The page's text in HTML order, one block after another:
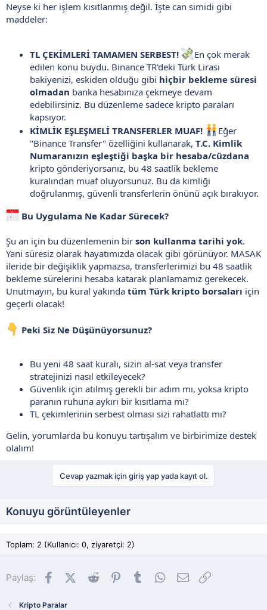
Neyse ki her işlem kısıtlanmış değil. İşte can simidi gibi
maddeler:
TL ÇEKİMLERİ TAMAMEN SERBEST!
En çok merak
edilen konu buydu. Binance TR'deki Türk Lirası
bakiyenizi, eskiden olduğu gibi hiçbir bekleme süresi
olmadan banka hesabınıza çekmeye devam
edebilirsiniz. Bu düzenleme sadece kripto paraları
kapsıyor.
KİMLİK EŞLEŞMELİ TRANSFERLER MUAF!
Eğer
"Binance Transfer" özelliğini kullanarak, T.C. Kimlik
Numaranızın eşleştiği başka bir hesaba/cüzdana
kripto gönderiyorsanız, bu 48 saatlik bekleme
kuralından muaf oluyorsunuz. Bu da kimliği
doğrulanmış, güvenli transferlerin önünü açık bırakıyor.
Bu Uygulama Ne Kadar Sürecek?
Şu an için bu düzenlemenin bir son kullanma tarihi yok.
Yani süresiz olarak hayatımızda olacak gibi görünüyor. MASAK
ileride bir değişiklik yapmazsa, transferlerimizi bu 48 saatlik
bekleme sürelerini hesaba katarak planlamamız gerekecek.
Unutmayın, bu kural yakında tüm Türk kripto borsaları için
geçerli olacak!
Peki Siz Ne Düşünüyorsunuz?
Bu yeni 48 saat kuralı, sizin al-sat veya transfer
stratejinizi nasıl etkileyecek?
Güvenlik için atılmış gerekli bir adım mı, yoksa kripto
paranın ruhuna aykırı bir kısıtlama mı?
TL çekimlerinin serbest olması sizi rahatlattı mı?
Gelin, yorumlarda bu konuyu tartışalım ve birbirimize destek
olalım!
Cevap yazmak için giriş yap yada kayıt ol.
Konuyu görüntüleyenler
Toplam: 2 (Kullanıcı: 0, ziyaretçi: 2)
Paylaş: FacebookX (Twitter)
Reddit Pinterest
Tumblr WhatsApp
E-posta
Kripto Paralar